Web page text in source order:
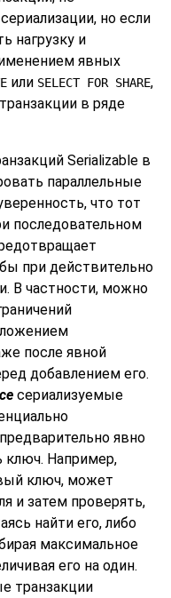
но если
нагрузку и
явных
или SELECT FOR SHARE,
в ряде
Serializable в
параллельные
что тот
последовательном
при действительно
В частности, можно
после явной
добавлением его.
сериализуемые
явно
ключ. Например,
ключ, может
и затем проверять,
найти его, либо
максимальное
его на один.
транзакции